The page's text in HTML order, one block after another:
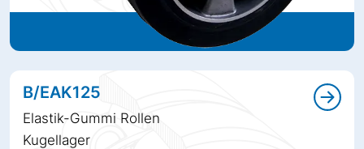
B/EAK125
Elastik-Gummi Rollen
Kugellager